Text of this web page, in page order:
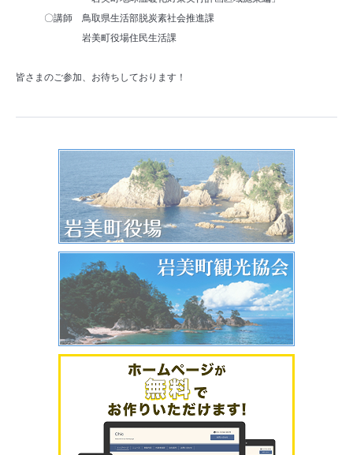
〇講師 鳥取県生活部脱炭素社会推進課
岩美町役場住民生活課
皆さまのご参加、お待ちしております！